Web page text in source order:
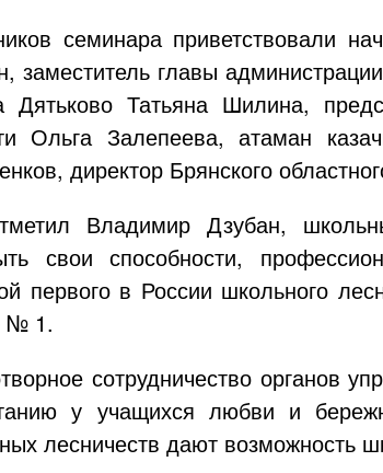
семинара приветствовали
заместитель главы
Дятьково Татьяна Шилина,
Ольга Залепеева, атаман
директор Брянского
Владимир Дзубан,
свои способности,
первого в России школьного
№ 1.
сотрудничество органов
у учащихся любви и
лесничеств дают возможность